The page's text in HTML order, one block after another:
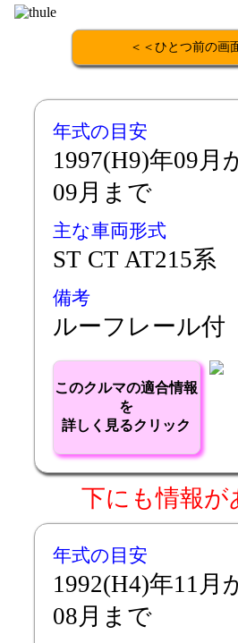
＜＜ひとつ前の画
年式の目安
1997(H9)年09月
09月まで
主な車両形式
ST CT AT215系
備考
ルーフレール付
このクルマの適合情報
を
詳しく見るクリック
下にも情報が
年式の目安
1992(H4)年11月
08月まで